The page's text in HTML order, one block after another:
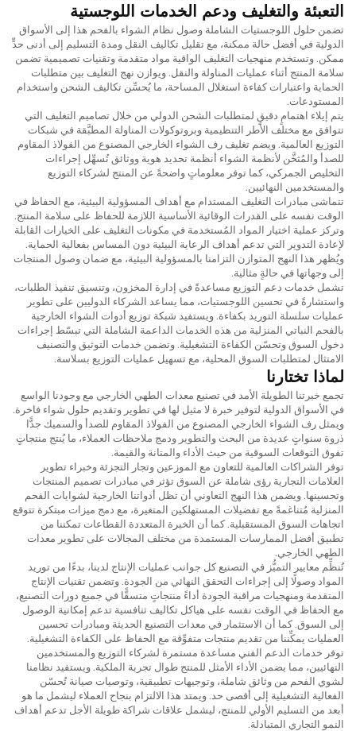
التعبئة والتغليف ودعم الخدمات اللوجستية
تضمن حلول اللوجستيات الشاملة وصول نظام الشواء بالفحم هذا إلى الأسواق
الدولية في أفضل حالة ممكنة، مع تقليل تكاليف النقل ومدة التسليم إلى أدنى حدٍّ
ممكن. وتستخدم منهجيات التغليف الواقية مواد متقدمة وتقنيات تصميمية تضمن
سلامة المنتج أثناء عمليات المناولة والنقل. ويوازن نهج التغليف بين متطلبات
الحماية واعتبارات كفاءة استغلال المساحة، ما يُحسِّن تكاليف الشحن واستخدام
المستودعات.
يتم إيلاء اهتمامٍ دقيقٍ لمتطلبات الشحن الدولي من خلال تصاميم التغليف التي
تتوافق مع مختلف الأطر التنظيمية وبروتوكولات المناولة المطبَّقة في شبكات
التوزيع العالمية. ويضم تغليف رف الشواء الخارجي المصنوع من الفولاذ المقاوم
للصدأ والمُثخَّن لأنظمة الشواء أنظمة تحديد هوية ووثائق تُسهِّل إجراءات
التخليص الجمركي، كما توفر معلوماتٍ واضحةً عن المنتج لشركاء التوزيع
والمستخدمين النهائيين.
تتماشى مبادرات التغليف المستدام مع أهداف المسؤولية البيئية، مع الحفاظ في
الوقت نفسه على القدرات الوقائية الأساسية اللازمة للحفاظ على سلامة المنتج.
وتركز عملية اختيار المواد المُستخدمة في مكونات التغليف على الخيارات القابلة
لإعادة التدوير التي تدعم أهداف الرعاية البيئية دون المساس بفعالية الحماية.
ويُظهر هذا النهج المتوازن التزامنا بالمسؤولية البيئية، مع ضمان وصول المنتجات
إلى وجهاتها في حالةٍ مثالية.
تشمل خدمات دعم التوزيع مساعدةً في إدارة المخزون، وتنسيق تنفيذ الطلبات،
واستشارةً في تحسين اللوجستيات، مما يساعد الشركاء الدوليين على تطوير
عمليات سلسلة التوريد بكفاءة. ويستفيد شبكة توزيع أدوات الشواء الخارجية
بالفحم النباتي المنزلية من هذه الخدمات الداعمة الشاملة التي تبسّط إجراءات
دخول السوق وتحسّن الكفاءة التشغيلية. وتضمن خدمات التوثيق والتصنيف
الامتثال لمتطلبات السوق المحلية، مع تسهيل عمليات التوزيع بسلاسة.
لماذا تختارنا
تجمع خبرتنا الطويلة الأمد في تصنيع معدات الطهي الخارجي مع وجودنا الواسع
في الأسواق الدولية لتوفير خبرة لا مثيل لها في تطوير وتقديم حلول شواء فاخرة.
ويمثل رف الشواء الخارجي المصنوع من الفولاذ المقاوم للصدأ والسميك جدًّا
ذروة سنواتٍ عديدة من البحث والتطوير ودمج ملاحظات العملاء، ما يُنتج منتجاتٍ
تفوق التوقعات السوقية من حيث الأداء والمتانة والقيمة.
توفر الشراكات العالمية للتعاون مع الموزعين وتجار التجزئة وخبراء تطوير
العلامات التجارية رؤى شاملة عن السوق تؤثر في مبادرات تصميم المنتجات
وتحسينها. ويضمن هذا النهج التعاوني أن تظل أدواتنا الخارجية لشوايات الفحم
المنزلية مُتناغمةً مع تفضيلات المستهلكين المتغيرة، مع دمج ميزات مبتكرة تتوقع
اتجاهات السوق المستقبلية. كما أن الخبرة المتعددة القطاعات تمكننا من
تطبيق أفضل الممارسات المستمدة من مختلف المجالات على تطوير معدات
الطهي الخارجي.
تُنظِّم معايير التميُّز في التصنيع كل جوانب عمليات الإنتاج لدينا، بدءًا من توريد
المواد وصولًا إلى إجراءات التحقق النهائي من الجودة. وتضمن تقنيات الإنتاج
المتقدمة ومنهجيات مراقبة الجودة أداءً منتجاتٍ متسقًّا في جميع دورات التصنيع،
مع الحفاظ في الوقت نفسه على هياكل تكاليف تنافسية تدعم إمكانية الوصول
إلى السوق. كما أن الاستثمار في معدات التصنيع الحديثة ومبادرات تحسين
العمليات يمكِّننا من تقديم منتجات متفوِّقة مع الحفاظ على الكفاءة التشغيلية.
توفر خدمات الدعم الفني مساعدة مستمرة لشركاء التوزيع والمستخدمين
النهائيين، مما يضمن الأداء الأمثل للمنتج طوال تجربة الملكية. ويستفيد نظامنا
لشوي الفحم من وثائق شاملة، وتوجيهات تطبيقية، وتوصيات صيانة تُحسّن
الفعالية التشغيلية إلى أقصى حد. ويمتد هذا الالتزام بنجاح العملاء ليشمل ما هو
أبعد من التسليم الأولي للمنتج، ليشمل علاقات شراكة طويلة الأجل تدعم أهداف
النمو التجاري المتبادلة.